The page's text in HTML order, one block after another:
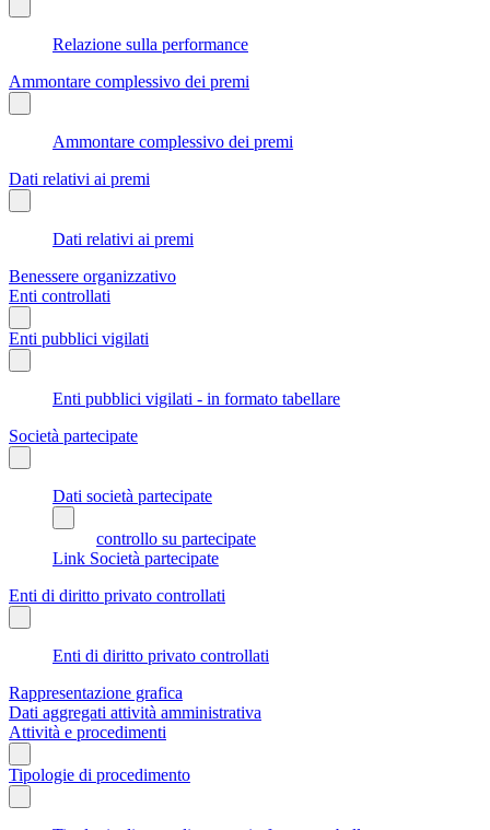
Relazione sulla performance
Ammontare complessivo dei premi
Ammontare complessivo dei premi
Dati relativi ai premi
Dati relativi ai premi
Benessere organizzativo
Enti controllati
Enti pubblici vigilati
Enti pubblici vigilati - in formato tabellare
Società partecipate
Dati società partecipate
controllo su partecipate
Link Società partecipate
Enti di diritto privato controllati
Enti di diritto privato controllati
Rappresentazione grafica
Dati aggregati attività amministrativa
Attività e procedimenti
Tipologie di procedimento